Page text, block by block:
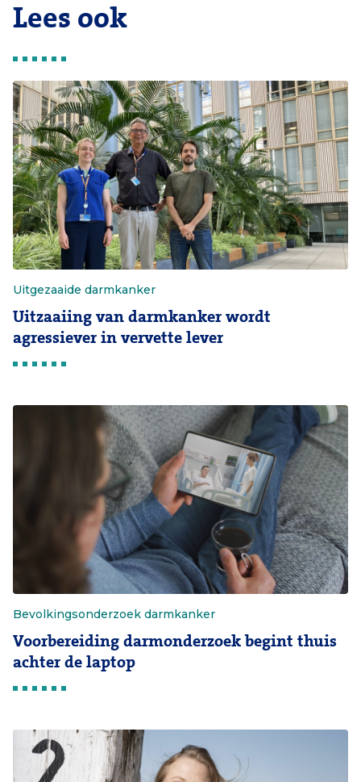
Lees ook
Uitgezaaide darmkanker
Uitzaaiing van darmkanker wordt
agressiever in vervette lever
Bevolkingsonderzoek darmkanker
Voorbereiding darmonderzoek begint thuis
achter de laptop